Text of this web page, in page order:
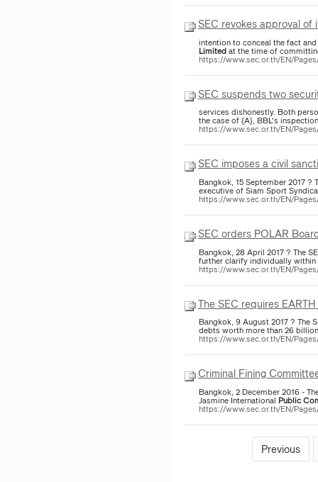
SEC revokes approval
intention to conceal the fact
Limitedat the time of
https://www.sec.or.th/EN/
SEC suspends two
services dishonestly. Both
the case of {A}, BBL's
https://www.sec.or.th/EN/
SEC imposes a civil
Bangkok, 15 September 2017
executive of Siam Sport
https://www.sec.or.th/EN/
SEC orders POLAR
Bangkok, 28 April 2017 ? The
further clarify individually
https://www.sec.or.th/EN/
The SEC requires
Bangkok, 9 August 2017 ? The
debts worth more than 26
https://www.sec.or.th/EN/
Criminal Fining
Bangkok, 2 December 2016 -
Jasmine International Public
https://www.sec.or.th/EN/
Previous